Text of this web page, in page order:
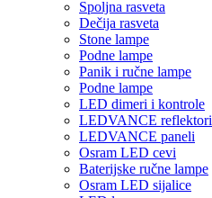
Spoljna rasveta
Dečija rasveta
Stone lampe
Podne lampe
Panik i ručne lampe
Podne lampe
LED dimeri i kontrole
LEDVANCE reflektori
LEDVANCE paneli
Osram LED cevi
Baterijske ručne lampe
Osram LED sijalice